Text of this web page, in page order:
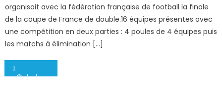
organisait avec la fédération française de football la finale
de la coupe de France de double.16 équipes présentes avec
une compétition en deux parties : 4 poules de 4 équipes puis
les matchs à élimination […]
Navigation
-©abphoto-4049